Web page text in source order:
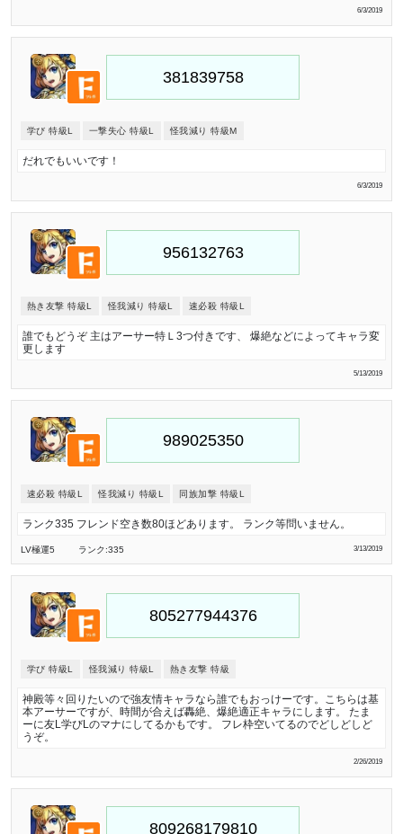
6/3/2019
学び 特級L 一撃失心 特級L 怪我減り 特級M
だれでもいいです！
6/3/2019
熱き友撃 特級L 怪我減り 特級L 速必殺 特級L
誰でもどうぞ 主はアーサー特Ｌ3つ付きです、 爆絶などによってキャラ変
更します
5/13/2019
速必殺 特級L 怪我減り 特級L 同族加撃 特級L
ランク335 フレンド空き数80ほどあります。 ランク等問いません。
LV極運5 ランク:335 3/13/2019
学び 特級L 怪我減り 特級L 熱き友撃 特級
神殿等々回りたいので強友情キャラなら誰でもおっけーです。こちらは基
本アーサーですが、時間が合えば轟絶、爆絶適正キャラにします。 たま
ーに友L学びLのマナにしてるかもです。 フレ枠空いてるのでどしどしど
うぞ。
2/26/2019